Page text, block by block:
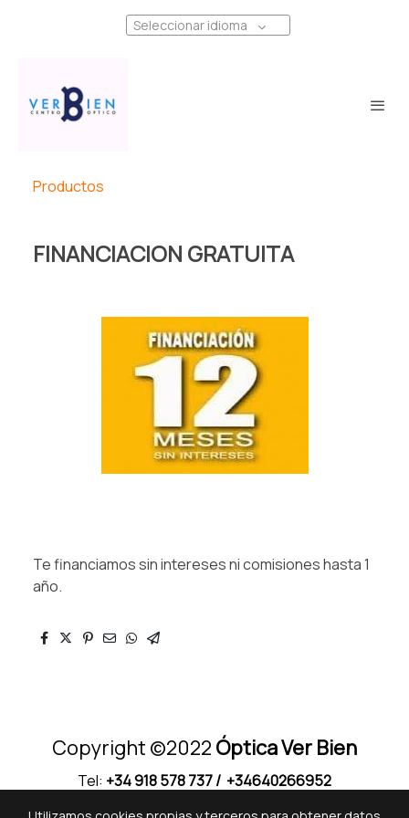
Seleccionar idioma
Productos
FINANCIACION GRATUITA
Te financiamos sin intereses ni comisiones hasta 1
año.
Copyright ©2022 Óptica Ver Bien
Tel: +34 918 578 737/ +34640266952